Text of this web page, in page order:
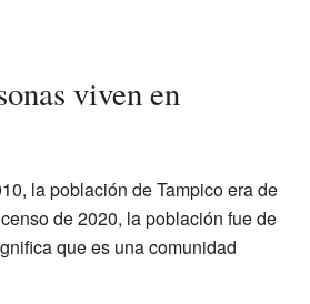
viven en
la población de Tampico era de
de 2020, la población fue de
que es una comunidad